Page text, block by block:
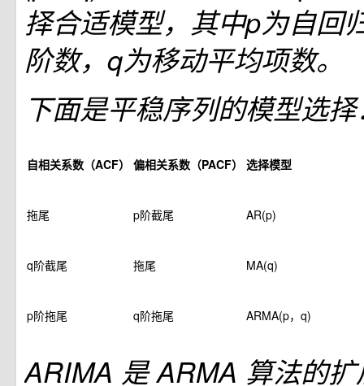
择合适模型，其中p为自回
阶数，q为移动平均项数。
下面是平稳序列的模型选
自相关系数（ACF） 偏相关系数（PACF） 选择模型
拖尾 p阶截尾 AR(p)
q阶截尾 拖尾 MA(q)
p阶拖尾 q阶拖尾 ARMA(p，q)
ARIMA 是 ARMA 算法的